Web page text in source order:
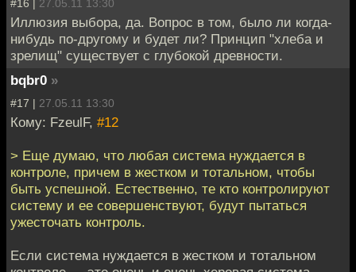
#16 | 27.05.11 13:30
Иллюзия выбора, да. Вопрос в том, было ли когда-
нибудь по-другому и будет ли? Принцип "хлеба и
зрелищ" существует с глубокой древности.
bqbr0 »
#17 | 27.05.11 13:30
Кому: FzeulF, #12
> Еще думаю, что любая система нуждается в
контроле, причем в жестком и тотальном, чтобы
быть успешной. Естественно, те кто контролируют
систему и ее совершенствуют, будут пытаться
ужесточать контроль.
Если система нуждается в жестком и тотальном